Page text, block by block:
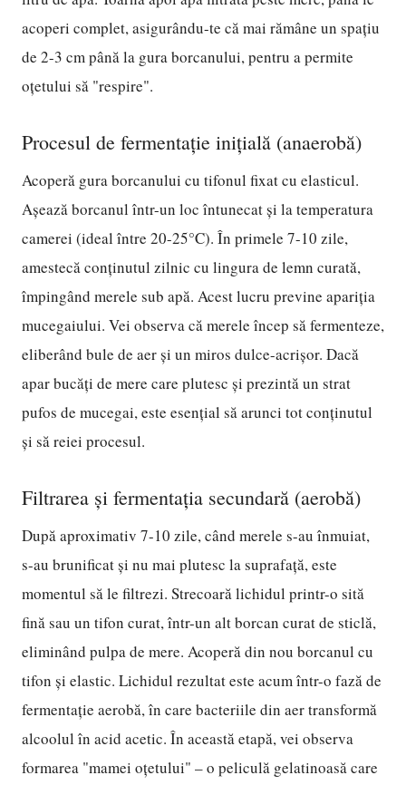
acoperi complet, asigurându-te că mai rămâne un spațiu
de 2-3 cm până la gura borcanului, pentru a permite
oțetului să "respire".
Procesul de fermentație inițială (anaerobă)
Acoperă gura borcanului cu tifonul fixat cu elasticul.
Așează borcanul într-un loc întunecat și la temperatura
camerei (ideal între 20-25°C). În primele 7-10 zile,
amestecă conținutul zilnic cu lingura de lemn curată,
împingând merele sub apă. Acest lucru previne apariția
mucegaiului. Vei observa că merele încep să fermenteze,
eliberând bule de aer și un miros dulce-acrișor. Dacă
apar bucăți de mere care plutesc și prezintă un strat
pufos de mucegai, este esențial să arunci tot conținutul
și să reiei procesul.
Filtrarea și fermentația secundară (aerobă)
După aproximativ 7-10 zile, când merele s-au înmuiat,
s-au brunificat și nu mai plutesc la suprafață, este
momentul să le filtrezi. Strecoară lichidul printr-o sită
fină sau un tifon curat, într-un alt borcan curat de sticlă,
eliminând pulpa de mere. Acoperă din nou borcanul cu
tifon și elastic. Lichidul rezultat este acum într-o fază de
fermentație aerobă, în care bacteriile din aer transformă
alcoolul în acid acetic. În această etapă, vei observa
formarea "mamei oțetului" – o peliculă gelatinoasă care